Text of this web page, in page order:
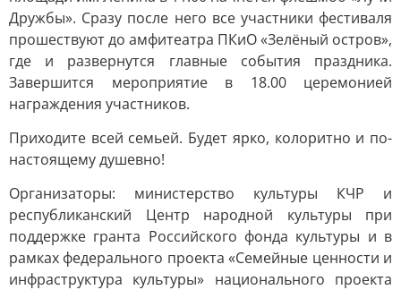
Дружбы». Сразу после него все участники фестиваля
прошествуют до амфитеатра ПКиО «Зелёный остров»,
где и развернутся главные события праздника.
Завершится мероприятие в 18.00 церемонией
награждения участников.
Приходите всей семьей. Будет ярко, колоритно и по-
настоящему душевно!
Организаторы: министерство культуры КЧР и
республиканский Центр народной культуры при
поддержке гранта Российского фонда культуры и в
рамках федерального проекта «Семейные ценности и
инфраструктура культуры» национального проекта